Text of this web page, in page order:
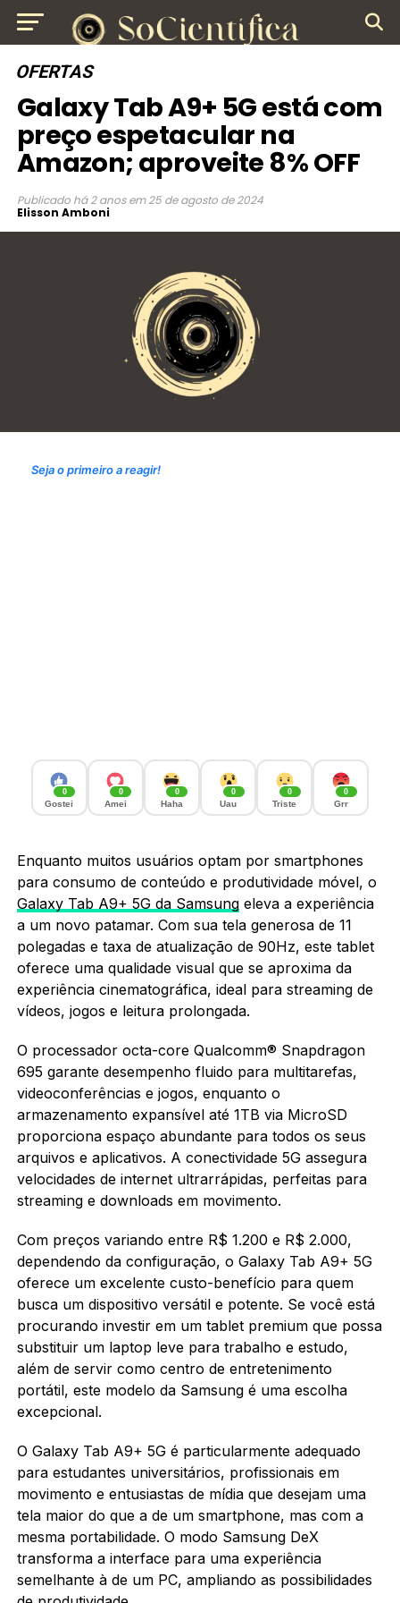
OFERTAS
Galaxy Tab A9+ 5G está com
preço espetacular na
Amazon; aproveite 8% OFF
Publicado há 2 anos em 25 de agosto de 2024
Elisson Amboni
Seja o primeiro a reagir!
0
Gostei
0
Amei
0
Haha
0
Uau
0
Triste
0
Grr
Enquanto muitos usuários optam por smartphones
para consumo de conteúdo e produtividade móvel, o
Galaxy Tab A9+ 5G da Samsungeleva a experiência
a um novo patamar. Com sua tela generosa de 11
polegadas e taxa de atualização de 90Hz, este tablet
oferece uma qualidade visual que se aproxima da
experiência cinematográfica, ideal para streaming de
vídeos, jogos e leitura prolongada.
O processador octa-core Qualcomm® Snapdragon
695 garante desempenho fluido para multitarefas,
videoconferências e jogos, enquanto o
armazenamento expansível até 1TB via MicroSD
proporciona espaço abundante para todos os seus
arquivos e aplicativos. A conectividade 5G assegura
velocidades de internet ultrarrápidas, perfeitas para
streaming e downloads em movimento.
Com preços variando entre R$ 1.200 e R$ 2.000,
dependendo da configuração, o Galaxy Tab A9+ 5G
oferece um excelente custo-benefício para quem
busca um dispositivo versátil e potente. Se você está
procurando investir em um tablet premium que possa
substituir um laptop leve para trabalho e estudo,
além de servir como centro de entretenimento
portátil, este modelo da Samsung é uma escolha
excepcional.
O Galaxy Tab A9+ 5G é particularmente adequado
para estudantes universitários, profissionais em
movimento e entusiastas de mídia que desejam uma
tela maior do que a de um smartphone, mas com a
mesma portabilidade. O modo Samsung DeX
transforma a interface para uma experiência
semelhante à de um PC, ampliando as possibilidades